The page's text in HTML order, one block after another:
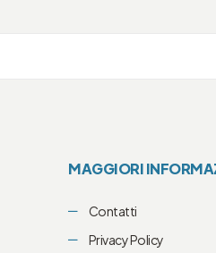
MAGGIORI
Contatti
Privacy Policy